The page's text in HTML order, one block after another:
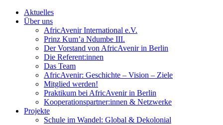
Aktuelles
Über uns
AfricAvenir International e.V.
Prinz Kum’a Ndumbe III.
Der Vorstand von AfricAvenir in Berlin
Die Referent:innen
Das Team
AfricAvenir: Geschichte – Vision – Ziele
Mitglied werden!
Praktikum bei AfricAvenir in Berlin
Kooperationspartner:innen & Netzwerke
Projekte
Schule im Wandel: Global & Dekolonial